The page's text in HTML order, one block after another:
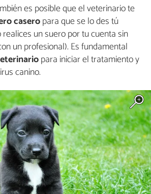
es posible que el veterinario te
caseropara que se lo des tú
un suero por tu cuenta sin
un profesional). Es fundamental
para iniciar el tratamiento y
canino.